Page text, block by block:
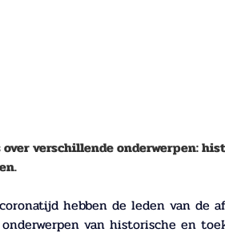
over verschillende onderwerpen:
hebben de leden van de
van historische en